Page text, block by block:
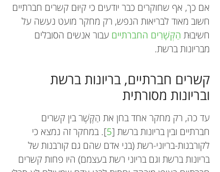
אם כך, אף שחוקרים כבר יודעים כי קיוּם קשרים חברתיים
חשוב מאוד לבריאות הנפש, רק מחקר מועט נעשה על
חשיבוּת הַקְּשָׁרִים החברתיים עבור אנשים הסובלים
מבריונות ברשת.
קשרים חברתיים, בריונות ברשת
ובריונות מסורתית
עד כה, רק מחקר אחד בחן את הַקֶּשֶׁר בין קשרים
חברתיים ובין בריונות ברשת [5]. במחקר זה נמצא כי
לקורבנות-בריוני-רשת (בני אדם שהם גם קורבנות של
בריונות ברשת וגם בריוני רשת בעצמם) היו פחות קשרים